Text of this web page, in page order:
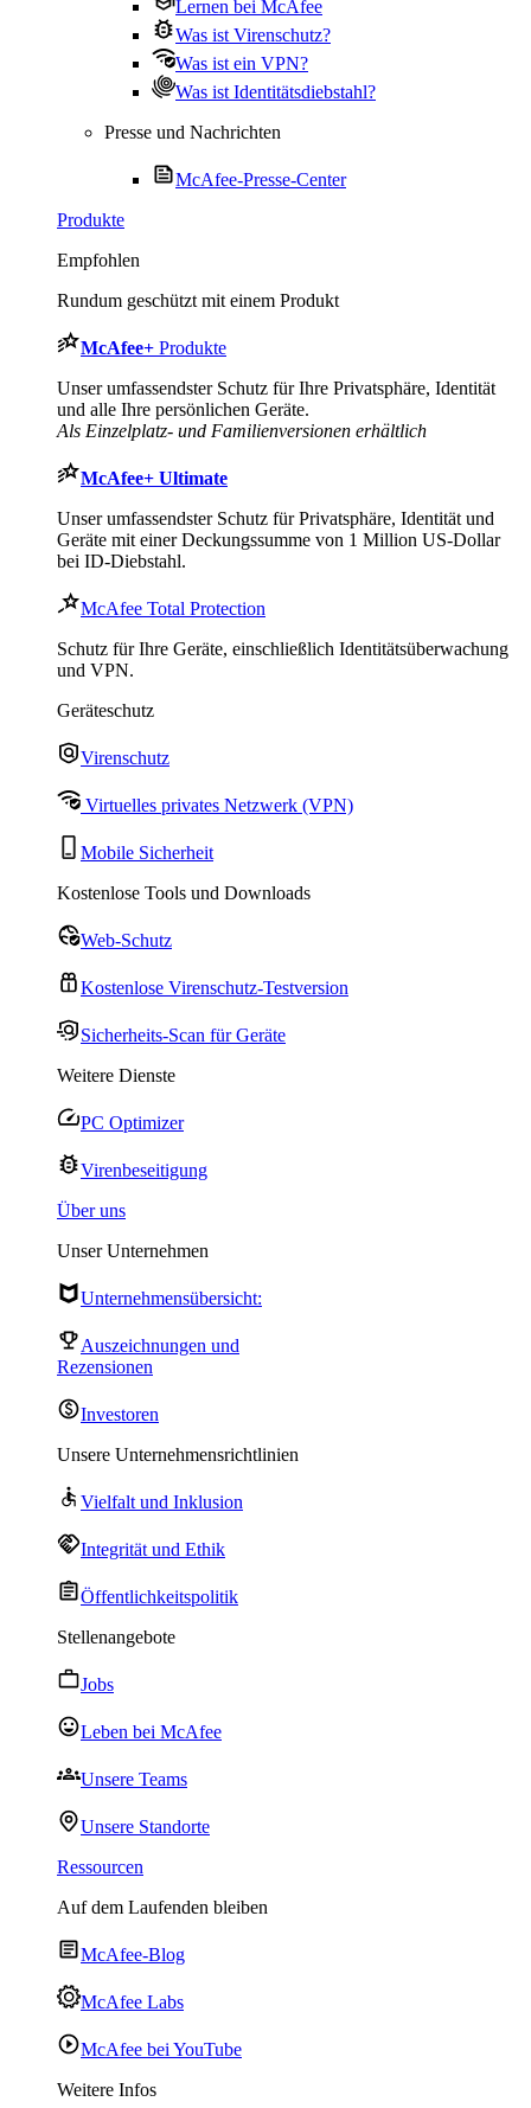
Lernen bei McAfee
Was ist Virenschutz?
Was ist ein VPN?
Was ist Identitätsdiebstahl?
Presse und Nachrichten
McAfee-Presse-Center
Produkte
Empfohlen
Rundum geschützt mit einem Produkt
McAfee+ Produkte
Unser umfassendster Schutz für Ihre Privatsphäre, Identität
und alle Ihre persönlichen Geräte.
Als Einzelplatz- und Familienversionen erhältlich
McAfee+ Ultimate
Unser umfassendster Schutz für Privatsphäre, Identität und
Geräte mit einer Deckungssumme von 1 Million US-Dollar
bei ID-Diebstahl.
McAfee Total Protection
Schutz für Ihre Geräte, einschließlich Identitätsüberwachung
und VPN.
Geräteschutz
Virenschutz
Virtuelles privates Netzwerk (VPN)
Mobile Sicherheit
Kostenlose Tools und Downloads
Web-Schutz
Kostenlose Virenschutz-Testversion
Sicherheits-Scan für Geräte
Weitere Dienste
PC Optimizer
Virenbeseitigung
Über uns
Unser Unternehmen
Unternehmensübersicht:
Auszeichnungen und
Rezensionen
Investoren
Unsere Unternehmensrichtlinien
Vielfalt und Inklusion
Integrität und Ethik
Öffentlichkeitspolitik
Stellenangebote
Jobs
Leben bei McAfee
Unsere Teams
Unsere Standorte
Ressourcen
Auf dem Laufenden bleiben
McAfee-Blog
McAfee Labs
McAfee bei YouTube
Weitere Infos